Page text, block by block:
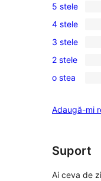
1
5
–
recenzie
(stele)
5 stele
0
4
–
recenzii
4 stele
0
3
–
(stele)
3 stele
0
2
recenzii
2 stele
0
–
(stele)
o stea
Adaugă-mi
Suport
Ai ceva de